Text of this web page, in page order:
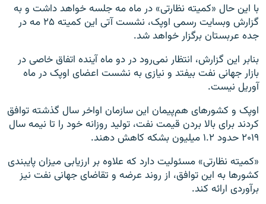
با این حال «کمیته نظارتی» در ماه مه جلسه خواهد داشت و به
گزارش وبسایت رسمی اوپک، نشست آتی این کمیته ۲۵ مه در
جده عربستان برگزار خواهد شد.
بنابر این گزارش، انتظار نمی‌رود در دو ماه آینده اتفاق خاصی در
بازار جهانی نفت بیفتد و نیازی به نشست اعضای اوپک در ماه
آوریل نیست.
اوپک و کشورهای هم‌پیمان این سازمان اواخر سال گذشته توافق
کردند برای بالا بردن قیمت نفت، تولید روزانه خود را تا نیمه سال
۲۰۱۹ حدود ۱.۲ میلیون بشکه کاهش دهند.
«کمیته نظارتی» مسئولیت دارد که علاوه بر ارزیابی میزان پایبندی
کشورها به این توافق، از روند عرضه و تقاضای جهانی نفت نیز
برآوردی ارائه کند.